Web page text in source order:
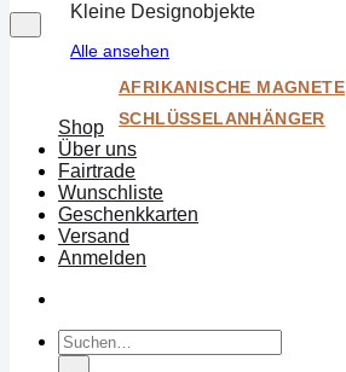
Kleine Designobjekte
Alle ansehen
AFRIKANISCHE MAGNETE
SCHLÜSSELANHÄNGER
Shop
Über uns
Fairtrade
Wunschliste
Geschenkkarten
Versand
Anmelden
Suchen
nach: